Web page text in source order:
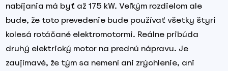
nabíjania má byť až 175 kW. Veľkým rozdielom ale
bude, že toto prevedenie bude používať všetky štyri
kolesá rotáčané elektromotormi. Reálne pribúda
druhý elektrický motor na prednú nápravu. Je
zaujímavé, že tým sa nemení ani zrýchlenie, ani